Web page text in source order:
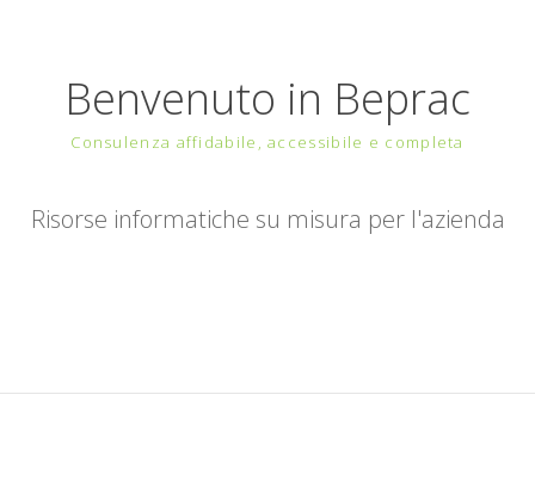
Benvenuto in Beprac
Consulenza affidabile, accessibile e completa
Risorse informatiche su misura per l'azienda